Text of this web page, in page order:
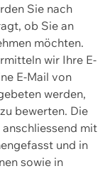
Sie nach
ob Sie an
möchten.
wir Ihre E-
E-Mail von
werden,
bewerten. Die
mit
und in
sowie in